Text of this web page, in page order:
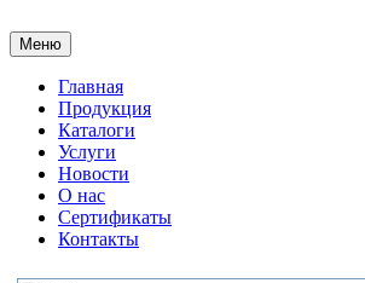
Меню
Главная
Продукция
Каталоги
Услуги
Новости
О нас
Сертификаты
Контакты